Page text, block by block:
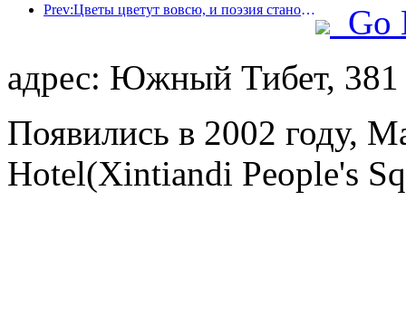
Prev:Цветы цветут вовсю, и поэзия становится все более популярной: грандиозное открытие фестиваля богини цветов Тэн-Ли!
Go
адрес: Южный Тибет, 381
Появились в 2002 году,
Hotel(Xintiandi People's